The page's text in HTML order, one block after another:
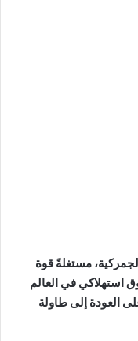
مستغلةً قوة
استهلاكي في العالم
العودة إلى طاولة